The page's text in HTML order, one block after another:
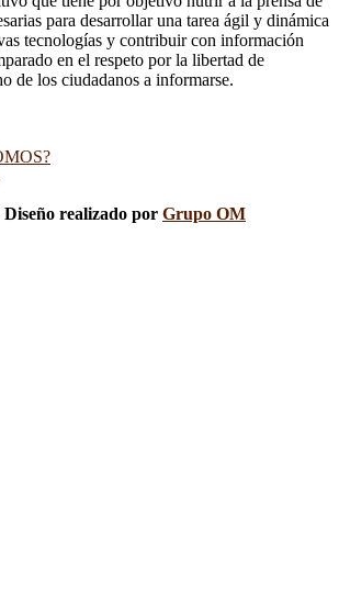
para desarrollar una tarea ágil y dinámica
tecnologías y contribuir con información
en el respeto por la libertad de
de los ciudadanos a informarse.
realizado por Grupo OM